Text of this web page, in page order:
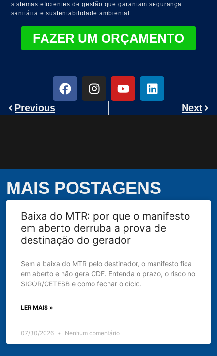
sistemas eficientes de gestão que garantam segurança
sanitária e sustentabilidade ambiental.
FAZER UM ORÇAMENTO
Previous Next
MAIS POSTAGENS
Baixa do MTR: por que o manifesto
em aberto derruba a prova de
destinação do gerador
Sem a baixa do MTR pelo destinador, o manifesto fica
em aberto e não gera CDF. Entenda o prazo, o risco no
SIGOR/CETESB e como fechar o ciclo.
LER MAIS »
07/30/2026 Nenhum comentário